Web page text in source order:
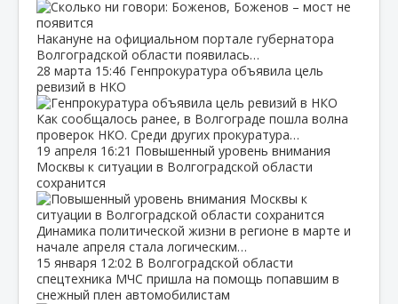
Накануне на официальном портале губернатора
Волгоградской области появилась…
28 марта 15:46 Генпрокуратура объявила цель
ревизий в НКО
Как сообщалось ранее, в Волгограде пошла волна
проверок НКО. Среди других прокуратура…
19 апреля 16:21 Повышенный уровень внимания
Москвы к ситуации в Волгоградской области
сохранится
Динамика политической жизни в регионе в марте и
начале апреля стала логическим…
15 января 12:02 В Волгоградской области
спецтехника МЧС пришла на помощь попавшим в
снежный плен автомобилистам